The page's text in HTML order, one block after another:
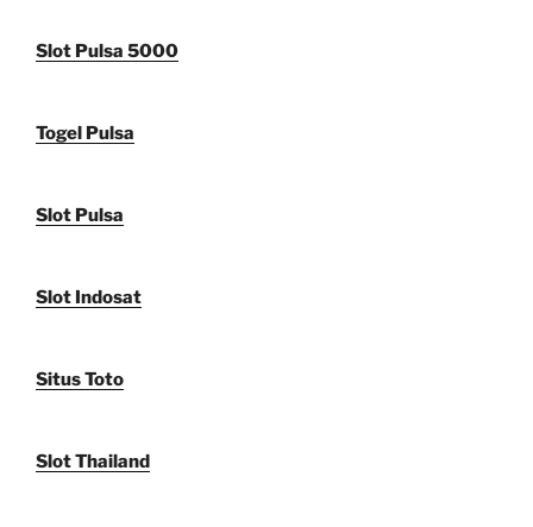
Slot Pulsa 5000
Togel Pulsa
Slot Pulsa
Slot Indosat
Situs Toto
Slot Thailand